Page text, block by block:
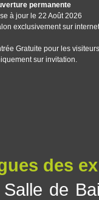
permanente
à jour le 22 Août 2026
exclusivement sur internet
Gratuite pour les visiteurs
sur invitation.
des
de